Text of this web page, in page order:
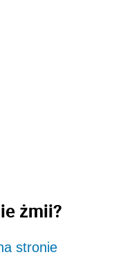
żmii?
stronie